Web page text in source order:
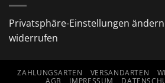
Privatsphäre-Einstellungen ändern
widerrufen
ZAHLUNGSARTEN VERSANDARTEN
AGB
IMPRESSUM